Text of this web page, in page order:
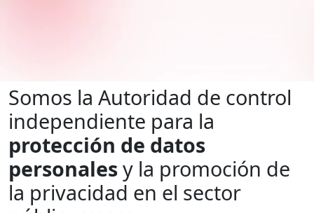
Somos la Autoridad de control
independiente para la
protección de datos
personalesy la promoción de
la privacidad en el sector